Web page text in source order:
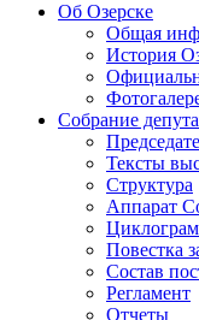
Об Озерске
Общая
История
Собрание
Тексты
Структура
Аппарат
Повестка
Состав
Регламент
Отчеты